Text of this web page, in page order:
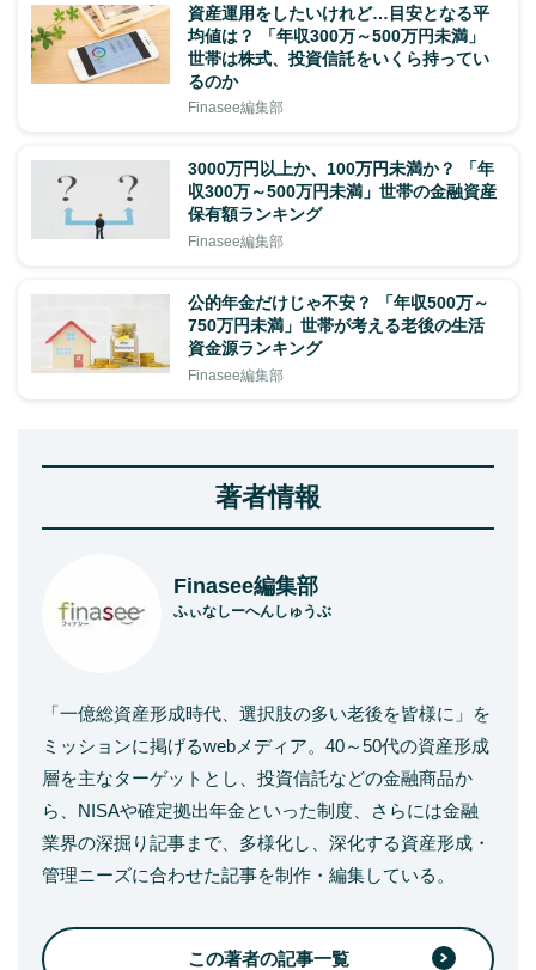
資産運用をしたいけれど…目安となる平
均値は？ 「年収300万～500万円未満」
世帯は株式、投資信託をいくら持ってい
るのか
Finasee編集部
3000万円以上か、100万円未満か？ 「年
収300万～500万円未満」世帯の金融資産
保有額ランキング
Finasee編集部
公的年金だけじゃ不安？ 「年収500万～
750万円未満」世帯が考える老後の生活
資金源ランキング
Finasee編集部
著者情報
Finasee編集部
ふぃなしーへんしゅうぶ
「一億総資産形成時代、選択肢の多い老後を皆様に」を
ミッションに掲げるwebメディア。40～50代の資産形成
層を主なターゲットとし、投資信託などの金融商品か
ら、NISAや確定拠出年金といった制度、さらには金融
業界の深掘り記事まで、多様化し、深化する資産形成・
管理ニーズに合わせた記事を制作・編集している。
この著者の記事一覧